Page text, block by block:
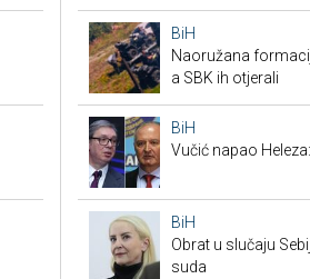
BiH
Naoružana
a SBK ih otjerali
BiH
Vučić napao
BiH
Obrat u slučaju
suda